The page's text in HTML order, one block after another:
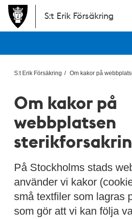
Hoppa till huvudinnehållet
S:t Erik Försäkring
S:t Erik Försäkring Om kakor på
Om kakor på
webbplatsen
På Stockholms stads
använder vi kakor
små textfiler som lagras
som gör att vi kan följa